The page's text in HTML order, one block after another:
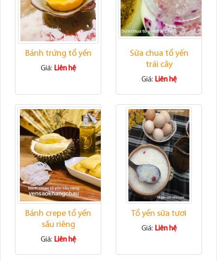
Bánh trứng tổ yến
Giá: Liên hệ
Sữa chua tổ yến
trái cây
Giá: Liên hệ
Bánh crepe tổ yến
sầu riêng
Giá: Liên hệ
Tổ yến sữa tươi
Giá: Liên hệ